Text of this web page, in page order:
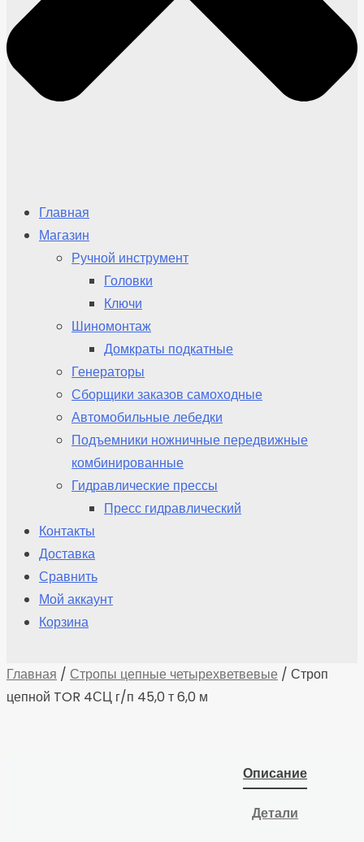
Главная
Магазин
Ручной инструмент
Головки
Ключи
Шиномонтаж
Домкраты подкатные
Генераторы
Сборщики заказов самоходные
Автомобильные лебедки
Подъемники ножничные передвижные
комбинированные
Гидравлические прессы
Пресс гидравлический
Контакты
Доставка
Сравнить
Мой аккаунт
Корзина
Главная / Стропы цепные четырехветвевые / Строп
цепной TOR 4СЦ г/п 45,0 т 6,0 м
Описание
Детали